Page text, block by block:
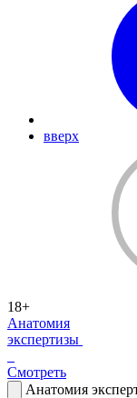
вверх
18+
Анатомия
экспертизы
Смотреть
Анатомия